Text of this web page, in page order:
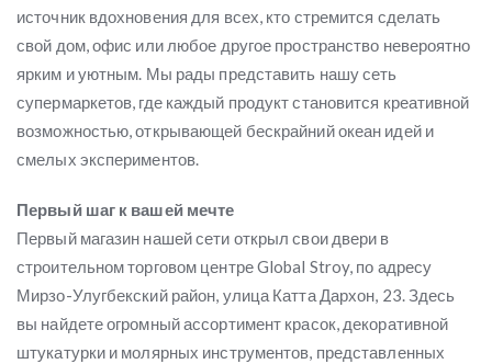
источник вдохновения для всех, кто стремится сделать
свой дом, офис или любое другое пространство невероятно
ярким и уютным. Мы рады представить нашу сеть
супермаркетов, где каждый продукт становится креативной
возможностью, открывающей бескрайний океан идей и
смелых экспериментов.
Первый шаг к вашей мечте
Первый магазин нашей сети открыл свои двери в
строительном торговом центре Global Stroy, по адресу
Мирзо-Улугбекский район, улица Катта Дархон, 23. Здесь
вы найдете огромный ассортимент красок, декоративной
штукатурки и молярных инструментов, представленных